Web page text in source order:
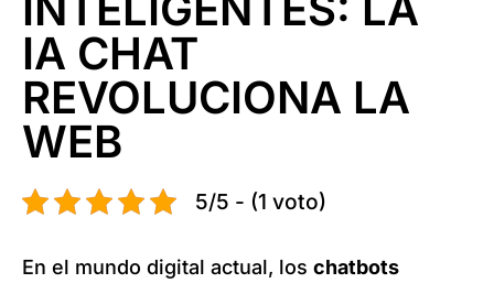
IA CHAT
REVOLUCIONA LA
WEB
5/5 - (1 voto)
En el mundo digital actual, los chatbots